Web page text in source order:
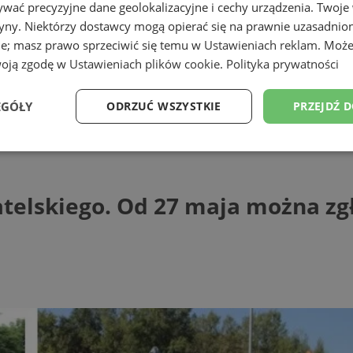
Od 27 maja można zgłaszać
Od 27 maja można
precyzyjne dane geolokalizacyjne i cechy urządzenia.
Niektórzy dostawcy mogą opierać się na prawnie
masz prawo sprzeciwić się temu w Ustawieniach reklam.
zgodę w Ustawieniach plików cookie. Polityka prywatności
PRZEJDŹ
ODRZUĆ WSZYSTKIE
Wydajność Targetowanie Funkcjonalność
niezbędnych plików cookie nie można prawidłowo korzystać ze strony
Provider /
Domena
Okres
przechowywania
Opis